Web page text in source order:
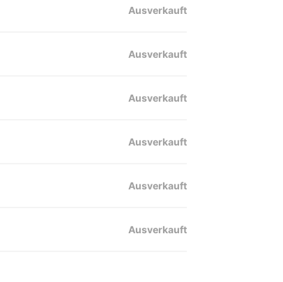
Ausverkauft
Ausverkauft
Ausverkauft
Ausverkauft
Ausverkauft
Ausverkauft